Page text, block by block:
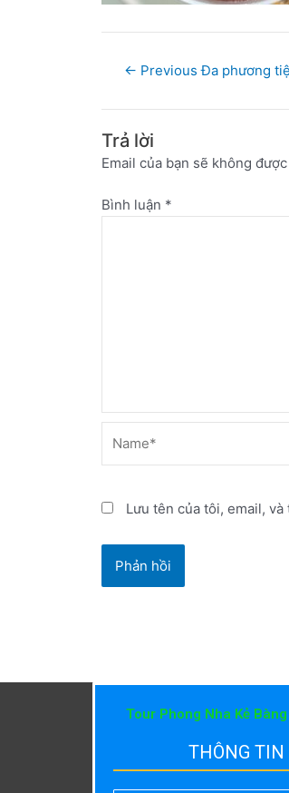
← Previous Đa phương
Trả lời
Email của bạn sẽ không
Bình luận *
Lưu tên của tôi, email,
Tour Phong Nha Kẻ Bàng
THÔNG